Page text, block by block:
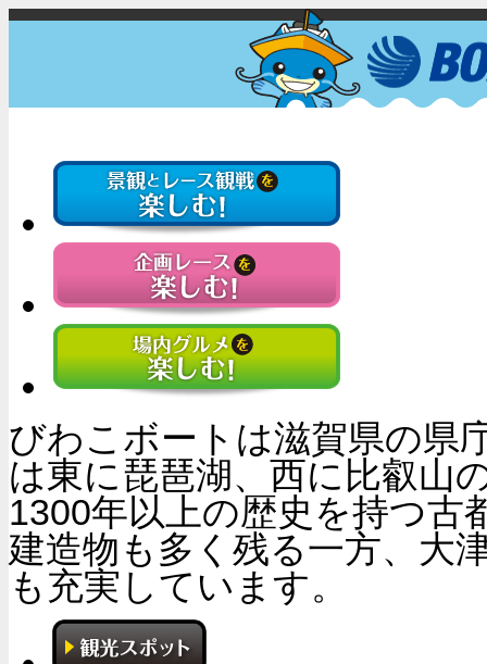
びわこボートは滋賀県の県
は東に琵琶湖、西に比叡山
1300年以上の歴史を持つ古
建造物も多く残る一方、大
も充実しています。